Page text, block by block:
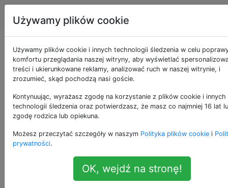
Ubuntu Tagi
Pytania otagowane
jako tor
Wolne oprogramowanie implementujące routing
cebulowy drugiej generacji, system umożliwiający
10 Jak zainstalować Tor?
Próbowałem zainstalować Tor na mojej
nowej wersji Ubuntu, ale wygląda na to, że
Używamy plików cookie
Używamy plików cookie i innych technologii śledzenia w celu
komfortu przeglądania naszej witryny, aby wyświetlać
treści i ukierunkowane reklamy, analizować ruch w naszej witrynie, i
zrozumieć, skąd pochodzą nasi goście.
Kontynuując, wyrażasz zgodę na korzystanie z plików cookie i innych
technologii śledzenia oraz potwierdzasz, że masz co najmniej 16 lat
zgodę rodzica lub opiekuna.
Możesz przeczytać szczegóły w naszym Polityka plików cookie i
prywatności.
OK, wejdź na stronę!